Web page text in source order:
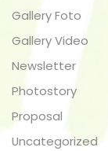
Gallery Foto
Gallery Video
Newsletter
Photostory
Proposal
Uncategorized